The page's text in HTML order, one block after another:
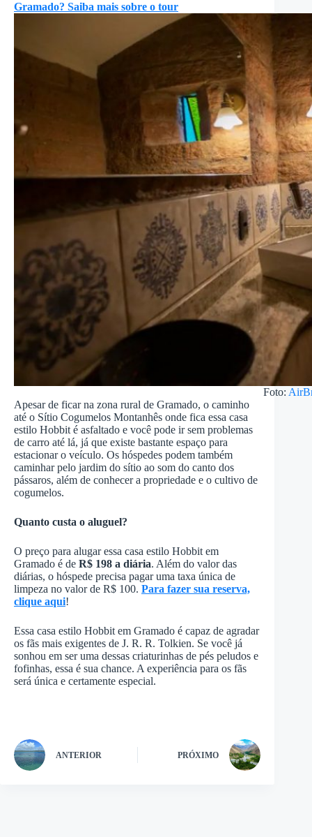
Gramado? Saiba mais sobre o tour
Foto:
Apesar de ficar na zona rural de Gramado, o caminho
até o Sítio Cogumelos Montanhês onde fica essa casa
estilo Hobbit é asfaltado e você pode ir sem problemas
de carro até lá, já que existe bastante espaço para
estacionar o veículo. Os hóspedes podem também
caminhar pelo jardim do sítio ao som do canto dos
pássaros, além de conhecer a propriedade e o cultivo de
cogumelos.
Quanto custa o aluguel?
O preço para alugar essa casa estilo Hobbit em
Gramado é de R$ 198 a diária. Além do valor das
diárias, o hóspede precisa pagar uma taxa única de
limpeza no valor de R$ 100. Para fazer sua reserva,
clique aqui!
Essa casa estilo Hobbit em Gramado é capaz de agradar
os fãs mais exigentes de J. R. R. Tolkien. Se você já
sonhou em ser uma dessas criaturinhas de pés peludos e
fofinhas, essa é sua chance. A experiência para os fãs
será única e certamente especial.
ANTERIOR PRÓXIMO